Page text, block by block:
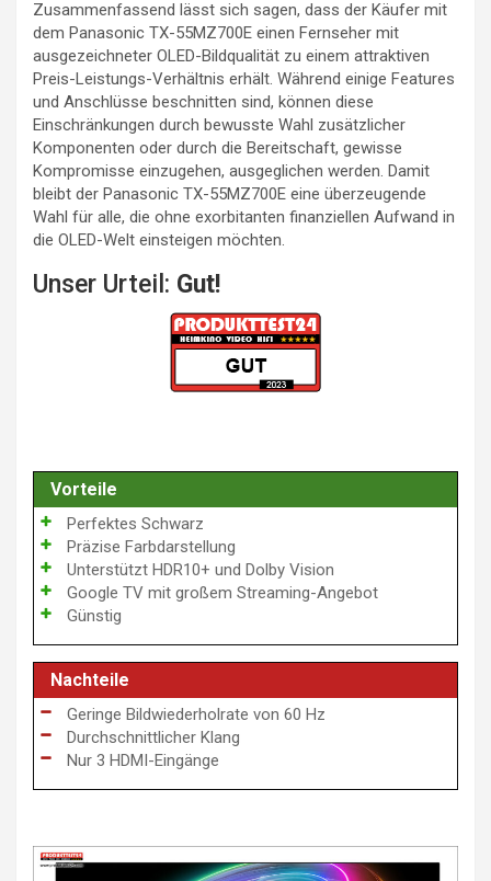
Zusammenfassend lässt sich sagen, dass der Käufer mit
dem Panasonic TX-55MZ700E einen Fernseher mit
ausgezeichneter OLED-Bildqualität zu einem attraktiven
Preis-Leistungs-Verhältnis erhält. Während einige Features
und Anschlüsse beschnitten sind, können diese
Einschränkungen durch bewusste Wahl zusätzlicher
Komponenten oder durch die Bereitschaft, gewisse
Kompromisse einzugehen, ausgeglichen werden. Damit
bleibt der Panasonic TX-55MZ700E eine überzeugende
Wahl für alle, die ohne exorbitanten finanziellen Aufwand in
die OLED-Welt einsteigen möchten.
Unser Urteil: Gut!
Vorteile
Perfektes Schwarz
Präzise Farbdarstellung
Unterstützt HDR10+ und Dolby Vision
Google TV mit großem Streaming-Angebot
Günstig
Nachteile
Geringe Bildwiederholrate von 60 Hz
Durchschnittlicher Klang
Nur 3 HDMI-Eingänge